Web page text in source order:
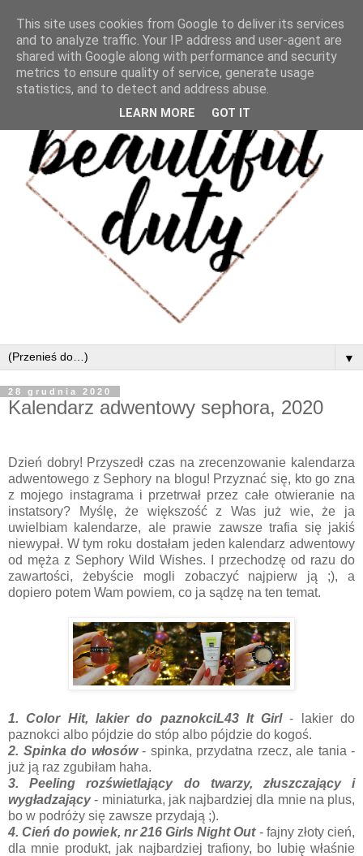
▼
28 grudnia 2020
Kalendarz adwentowy sephora, 2020
Dzień dobry! Przyszedł czas na zrecenzowanie kalendarza
adwentowego z Sephory na blogu! Przyznać się, kto go zna
z mojego instagrama i przetrwał przez całe otwieranie na
instatsory? Myślę, że większość z Was już wie, że ja
uwielbiam kalendarze, ale prawie zawsze trafia się jakiś
niewypał. W tym roku dostałam jeden kalendarz adwentowy
od męża z Sephory Wild Wishes. I przechodzę od razu do
zawartości, żebyście mogli zobaczyć najpierw ją ;), a
dopiero potem Wam powiem, co ja sądzę na ten temat.
1. Color Hit, lakier do paznokciL43 It Girl- lakier do
paznokci albo pójdzie do stóp albo pójdzie do kogoś.
2. Spinka do włosów- spinka, przydatna rzecz, ale tania -
już ją raz zgubiłam haha.
3. Peeling rozświetlający do twarzy, złuszczający i
wygładzający- miniaturka, jak najbardziej dla mnie na plus,
bo w podróży się zawsze przydają ;).
4. Cień do powiek, nr 216 Girls Night Out- fajny złoty cień,
dla mnie produkt, jak najbardziej trafiony, bo lubię właśnie
This site uses cookies from Google to deliver its services
and to analyze traffic. Your IP address and user-agent are
shared with Google along with performance and security
metrics to ensure quality of service, generate usage
statistics, and to detect and address abuse.
LEARN MORE GOT IT